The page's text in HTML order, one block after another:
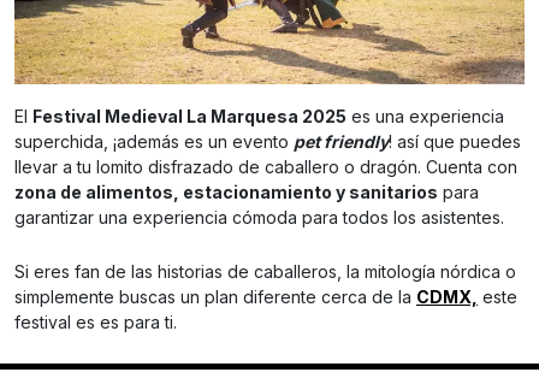
El Festival Medieval La Marquesa 2025 es una experiencia
superchida, ¡además es un evento pet friendly! así que puedes
llevar a tu lomito disfrazado de caballero o dragón. Cuenta con
zona de alimentos, estacionamiento y sanitarios para
garantizar una experiencia cómoda para todos los asistentes.
Si eres fan de las historias de caballeros, la mitología nórdica o
simplemente buscas un plan diferente cerca de la CDMX, este
festival es es para ti.